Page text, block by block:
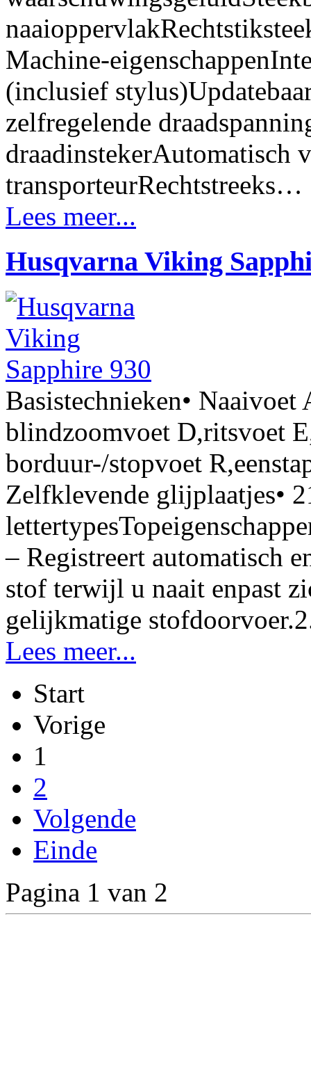
Machine-
(inclusief
zelfregelende
draadinstekerAutomatisch
transporteurRechtstreeks…
Lees meer...
Husqvarna Viking
Basistechnieken•
blindzoomvoet D,ritsvoet
borduur-/stopvoet
Zelfklevende glijplaatjes•
– Registreert automatisch
stof terwijl u naait enpast
gelijkmatige
Lees meer...
Start
Vorige
1
2
Volgende
Einde
Pagina 1 van 2